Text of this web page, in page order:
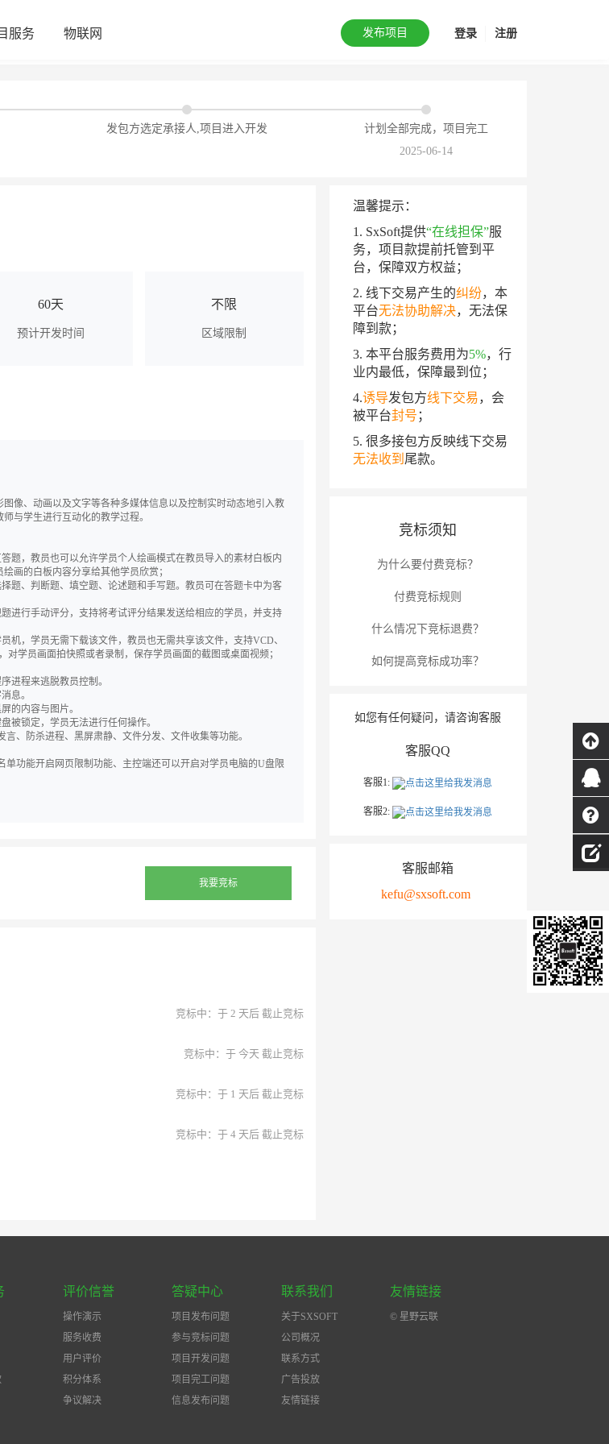
服务 物联网 登录 注册
发布项目
发包方选定承接人,项目进入开发
计划全部完成，项目完工
2025-06-14
60天
预计开发时间
不限
区域限制
像、动画以及文字等各种多媒体信息以及控制实时动态地引入教
与学生进行互动化的教学过程。
题，教员也可以允许学员个人绘画模式在教员导入的素材白板内
画的白板内容分享给其他学员欣赏；
题、判断题、填空题、论述题和手写题。教员可在答题卡中为客
进行手动评分，支持将考试评分结果发送给相应的学员，并支持
机，学员无需下载该文件，教员也无需共享该文件，支持VCD、
学员画面拍快照或者录制，保存学员画面的截图或桌面视频；
进程来逃脱教员控制。
息。
的内容与图片。
被锁定，学员无法进行任何操作。
、防杀进程、黑屏肃静、文件分发、文件收集等功能。
功能开启网页限制功能、主控端还可以开启对学员电脑的U盘限
我要竞标
竞标中：于 2 天后 截止竞标
竞标中：于 今天 截止竞标
竞标中：于 1 天后 截止竞标
竞标中：于 4 天后 截止竞标
温馨提示：
1. SxSoft提供“在线担保”服
务，项目款提前托管到平
台，保障双方权益；
2. 线下交易产生的纠纷，本
平台无法协助解决，无法保
障到款；
3. 本平台服务费用为5%，行
业内最低，保障最到位；
4.诱导发包方线下交易，会
被平台封号 ；
5. 很多接包方反映线下交易
无法收到 尾款。
竞标须知
为什么要付费竞标？
付费竞标规则
什么情况下竞标退费？
如何提高竞标成功率？
如您有任何疑问，请咨询客服
客服QQ
客服1:
客服2:
客服邮箱
kefu@sxsoft.com
评价信誉
操作演示
服务收费
用户评价
积分体系
争议解决
答疑中心
项目发布问题
参与竞标问题
项目开发问题
项目完工问题
信息发布问题
联系我们
关于SXSOFT
公司概况
联系方式
广告投放
友情链接
友情链接
© 星野云联